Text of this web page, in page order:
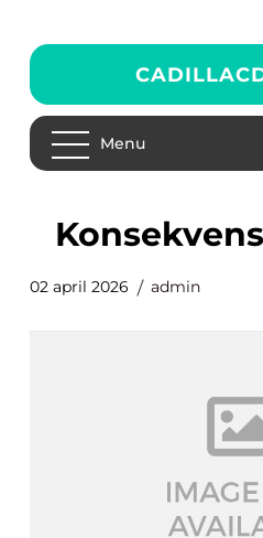
Menu
02 april 2026 admin